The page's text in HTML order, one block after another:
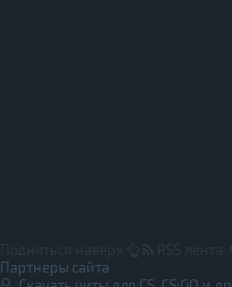
Партнеры сайта